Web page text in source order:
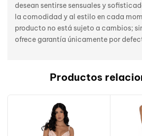
desean sentirse sensuales y
la comodidad y al estilo en cada
producto no está sujeto a cambios;
ofrece garantía únicamente por
Productos